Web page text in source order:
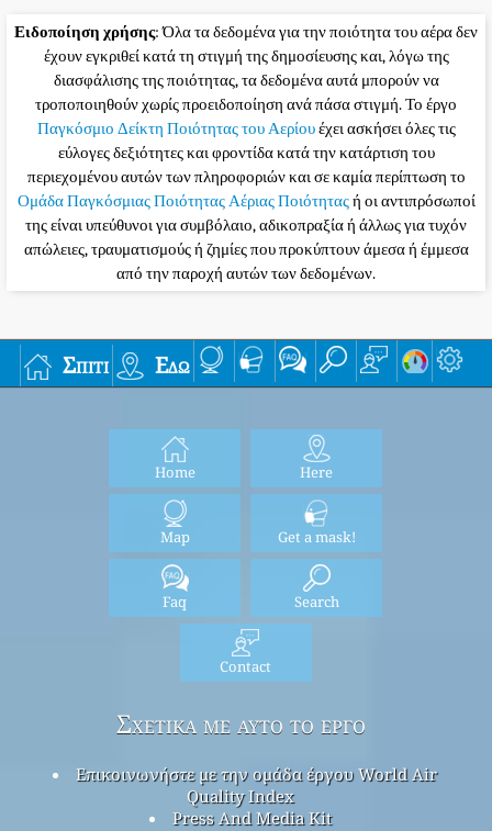
Ειδοποίηση χρήσης: Όλα τα δεδομένα για την ποιότητα του αέρα δεν
έχουν εγκριθεί κατά τη στιγμή της δημοσίευσης και, λόγω της
διασφάλισης της ποιότητας, τα δεδομένα αυτά μπορούν να
τροποποιηθούν χωρίς προειδοποίηση ανά πάσα στιγμή. Το έργο
Παγκόσμιο Δείκτη Ποιότητας του Αερίουέχει ασκήσει όλες τις
εύλογες δεξιότητες και φροντίδα κατά την κατάρτιση του
περιεχομένου αυτών των πληροφοριών και σε καμία περίπτωση το
Ομάδα Παγκόσμιας Ποιότητας Αέριας Ποιότηταςή οι αντιπρόσωποί
της είναι υπεύθυνοι για συμβόλαιο, αδικοπραξία ή άλλως για τυχόν
απώλειες, τραυματισμούς ή ζημίες που προκύπτουν άμεσα ή έμμεσα
από την παροχή αυτών των δεδομένων.
Σπίτι Εδώ
Home Here
Map Get a mask!
Faq Search
Contact
Σχετικά με αυτό το έργο
Επικοινωνήστε με την ομάδα έργου World Air
Quality Index
Press And Media Kit